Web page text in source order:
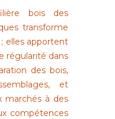
bois des
transforme
elles apportent
régularité dans
des bois,
et
marchés à des
compétences